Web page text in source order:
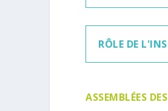
RÔLE DE
ASSEMBLÉES